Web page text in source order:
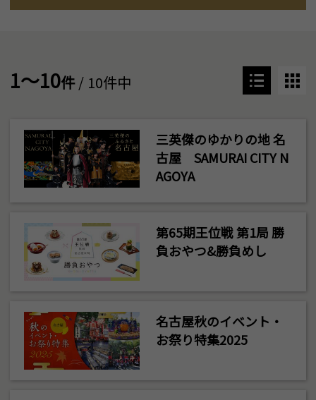
1～10件/ 10件中
三英傑のゆかりの地 名
古屋 SAMURAI CITY N
AGOYA
第65期王位戦 第1局 勝
負おやつ&勝負めし
名古屋秋のイベント・
お祭り特集2025